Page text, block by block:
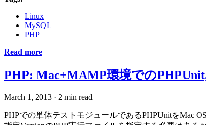
Linux
MySQL
PHP
Read more
PHP: Mac+MAMP環境での
March 1, 2013 · 2 min read
PHPでの単体テストモジュールであるPHPUnitをMac